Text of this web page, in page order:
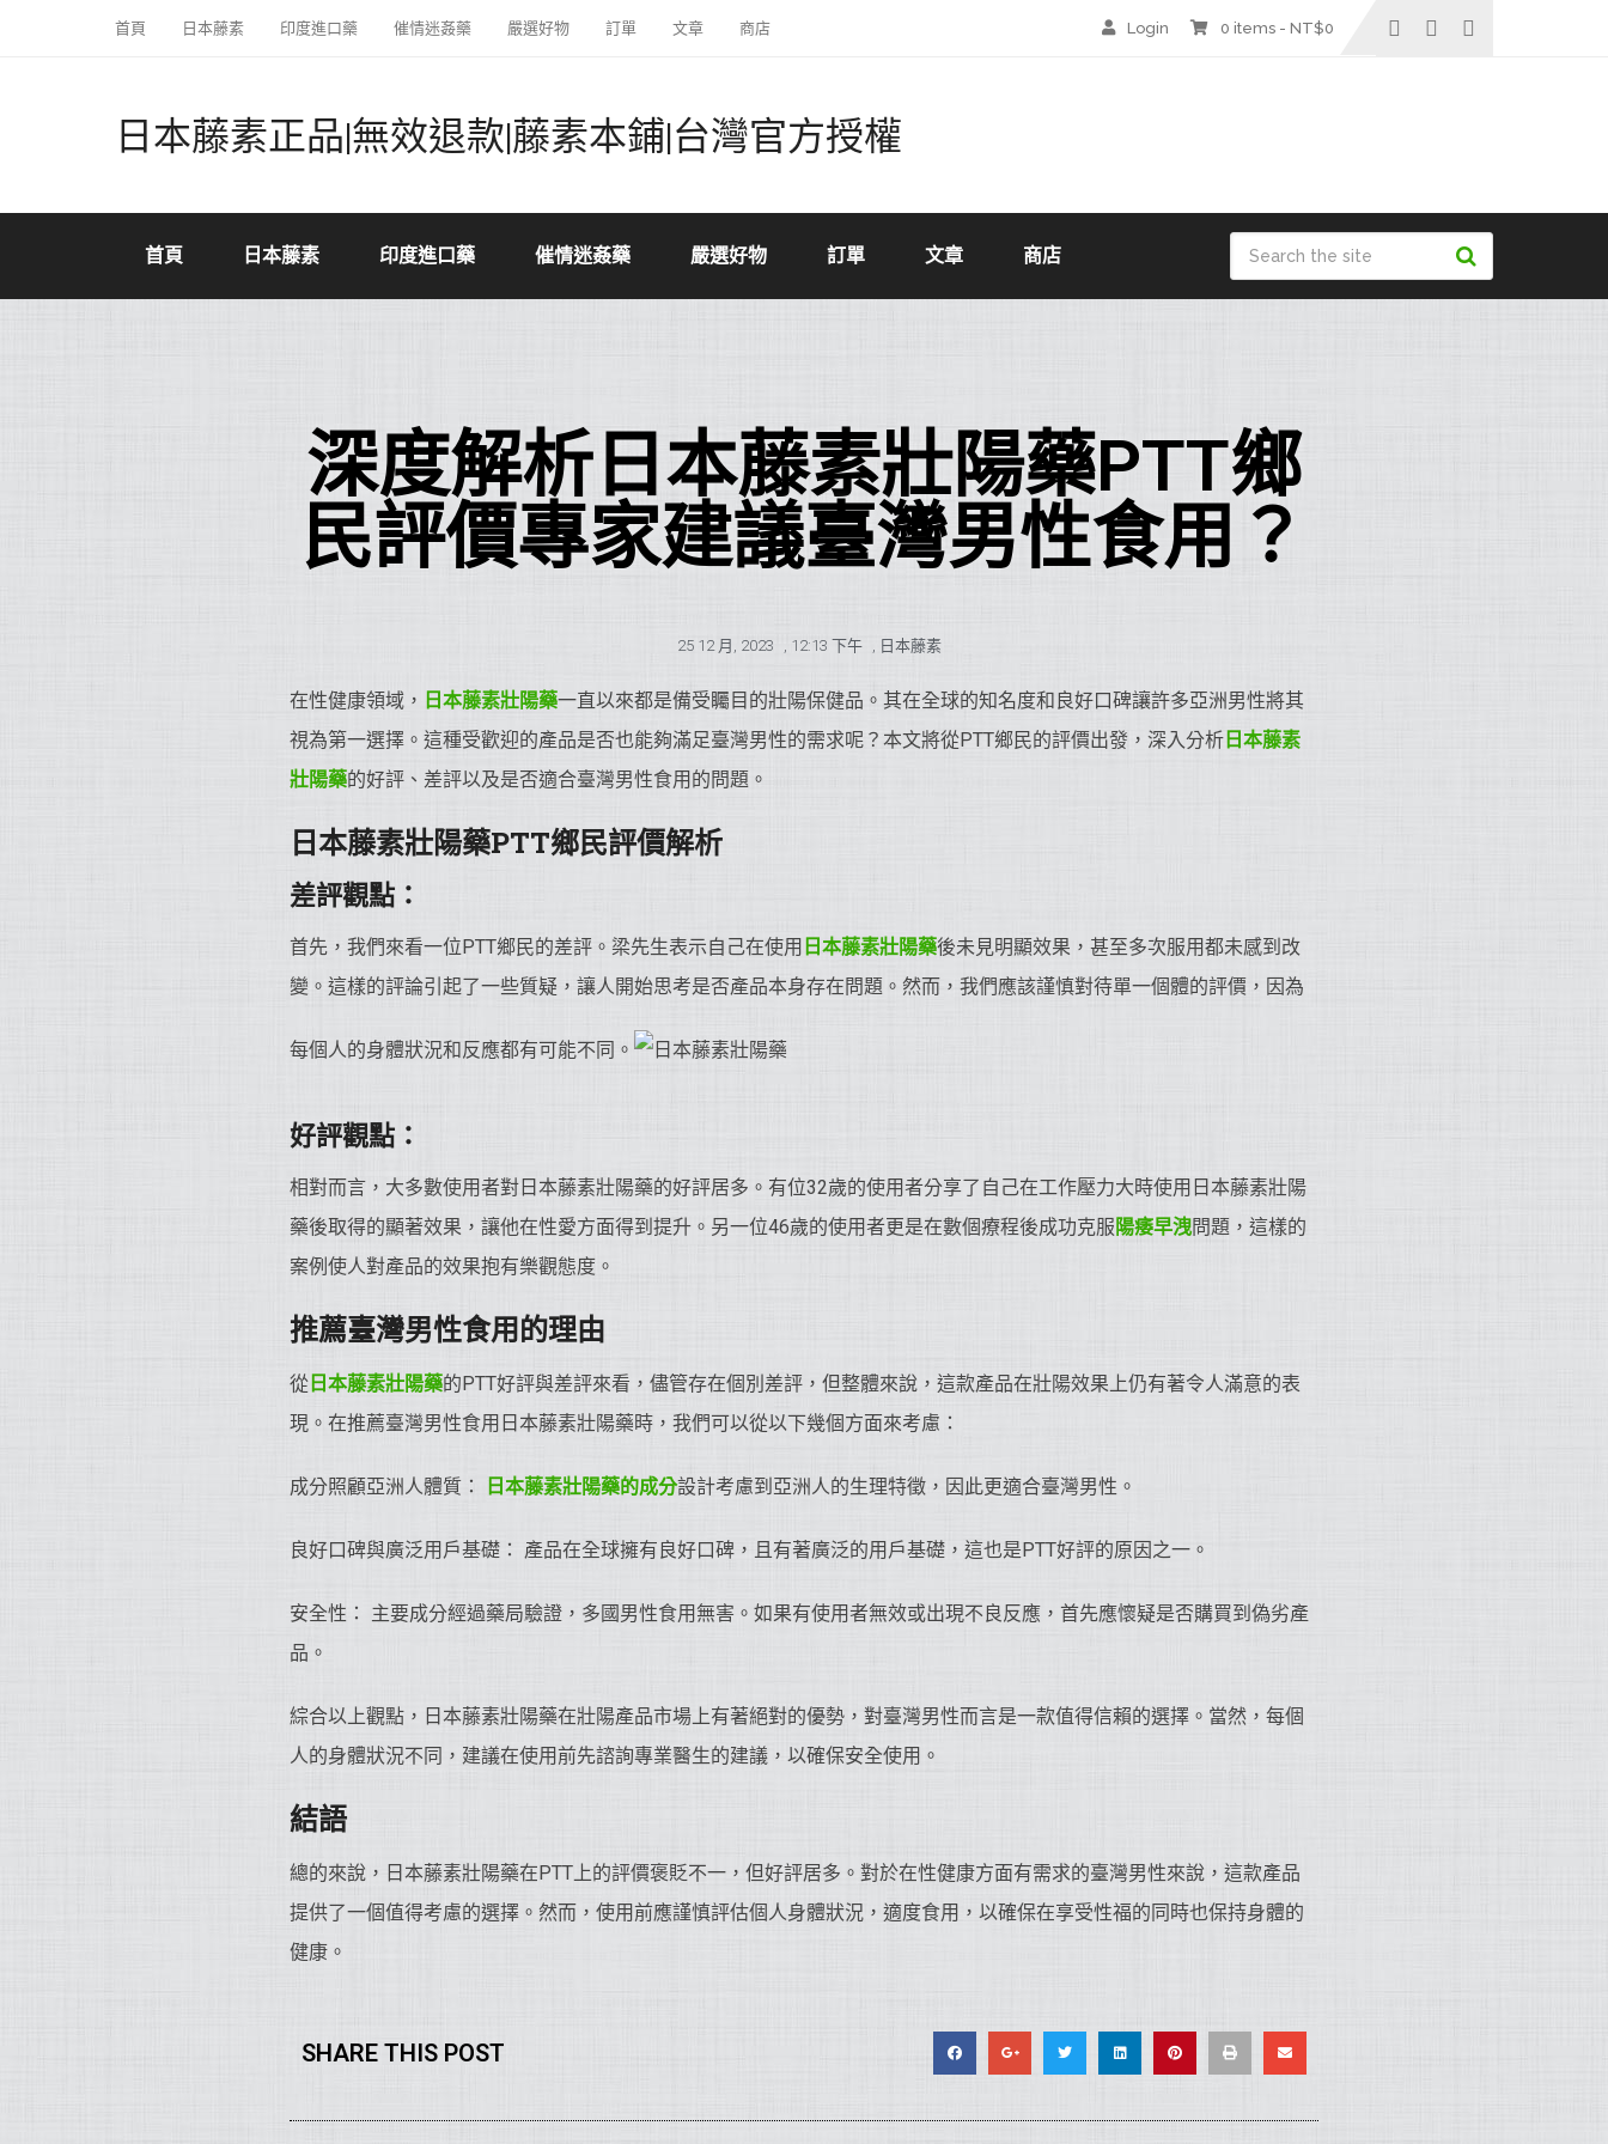
首頁 日本藤素 印度進口藥 催情迷姦藥 嚴選好物 訂單 文章 商店 Login 0 items - NT$0
日本藤素正品|無效退款|藤素本鋪|台灣官方授權
首頁 日本藤素 印度進口藥 催情迷姦藥 嚴選好物 訂單 文章 商店
深度解析日本藤素壯陽藥PTT鄉
民評價專家建議臺灣男性食用？
25 12 月, 2023 , 12:13 下午 , 日本藤素
在性健康領域， 日本藤素壯陽藥一直以來都是備受矚目的壯陽保健品。其在全球的知名度和良好口碑讓許多亞洲男性將其
視為第一選擇。這種受歡迎的產品是否也能夠滿足臺灣男性的需求呢？本文將從PTT鄉民的評價出發，深入分析 日本藤素
壯陽藥的好評、差評以及是否適合臺灣男性食用的問題。
日本藤素壯陽藥PTT鄉民評價解析
差評觀點：
首先，我們來看一位PTT鄉民的差評。梁先生表示自己在使用 日本藤素壯陽藥後未見明顯效果，甚至多次服用都未感到改
變。這樣的評論引起了一些質疑，讓人開始思考是否產品本身存在問題。然而，我們應該謹慎對待單一個體的評價，因為
每個人的身體狀況和反應都有可能不同。
好評觀點：
相對而言，大多數使用者對日本藤素壯陽藥的好評居多。有位32歲的使用者分享了自己在工作壓力大時使用日本藤素壯陽
藥後取得的顯著效果，讓他在性愛方面得到提升。另一位46歲的使用者更是在數個療程後成功克服 陽痿早洩問題，這樣的
案例使人對產品的效果抱有樂觀態度。
推薦臺灣男性食用的理由
從 日本藤素壯陽藥的PTT好評與差評來看，儘管存在個別差評，但整體來說，這款產品在壯陽效果上仍有著令人滿意的表
現。在推薦臺灣男性食用日本藤素壯陽藥時，我們可以從以下幾個方面來考慮：
成分照顧亞洲人體質： 日本藤素壯陽藥的成分設計考慮到亞洲人的生理特徵，因此更適合臺灣男性。
良好口碑與廣泛用戶基礎： 產品在全球擁有良好口碑，且有著廣泛的用戶基礎，這也是PTT好評的原因之一。
安全性： 主要成分經過藥局驗證，多國男性食用無害。如果有使用者無效或出現不良反應，首先應懷疑是否購買到偽劣產
品。
綜合以上觀點，日本藤素壯陽藥在壯陽產品市場上有著絕對的優勢，對臺灣男性而言是一款值得信賴的選擇。當然，每個
人的身體狀況不同，建議在使用前先諮詢專業醫生的建議，以確保安全使用。
結語
總的來說，日本藤素壯陽藥在PTT上的評價褒貶不一，但好評居多。對於在性健康方面有需求的臺灣男性來說，這款產品
提供了一個值得考慮的選擇。然而，使用前應謹慎評估個人身體狀況，適度食用，以確保在享受性福的同時也保持身體的
健康。
SHARE THIS POST